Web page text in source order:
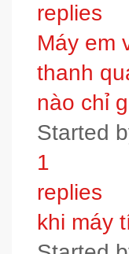
replies
Máy em
thanh
nào chỉ
Started
1
replies
khi máy